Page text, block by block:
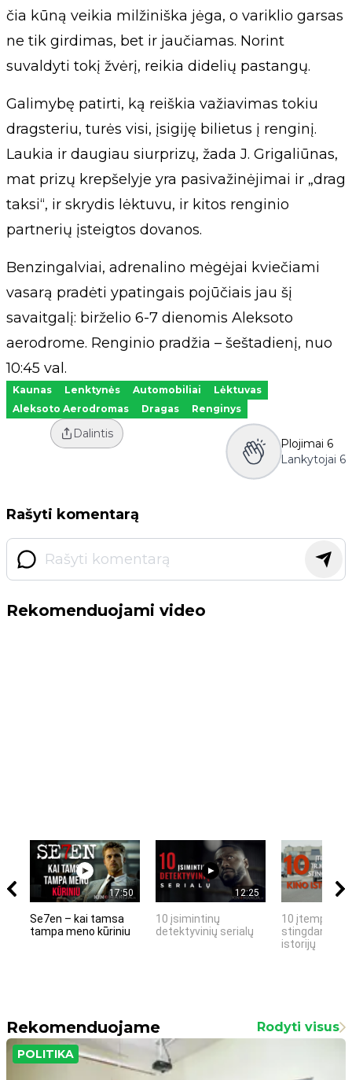
čia kūną veikia milžiniška jėga, o variklio garsas
ne tik girdimas, bet ir jaučiamas. Norint
suvaldyti tokį žvėrį, reikia didelių pastangų.
Galimybę patirti, ką reiškia važiavimas tokiu
dragsteriu, turės visi, įsigiję bilietus į renginį.
Laukia ir daugiau siurprizų, žada J. Grigaliūnas,
mat prizų krepšelyje yra pasivažinėjimai ir „drag
taksi“, ir skrydis lėktuvu, ir kitos renginio
partnerių įsteigtos dovanos.
Benzingalviai, adrenalino mėgėjai kviečiami
vasarą pradėti ypatingais pojūčiais jau šį
savaitgalį: birželio 6-7 dienomis Aleksoto
aerodrome. Renginio pradžia – šeštadienį, nuo
10:45 val.
Kaunas Lenktynės Automobiliai
Lėktuvas
Aleksoto Aerodromas
Dragas Renginys
Dalintis
Plojimai 6
Lankytojai 6
Rašyti komentarą
Rekomenduojami video
17:50
Se7en – kai tamsa
tampa meno kūriniu
12:25
10 įsimintinų
detektyvinių serialų
10 įtemptų,
stingdančių
istorijų
Rekomenduojame Rodyti visus
POLITIKA